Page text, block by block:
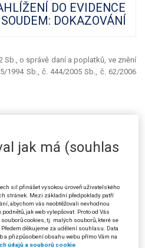
DO EVIDENCE
DOKAZOVÁNÍ
Sb., o správě daní a poplatků, ve znění
1994 Sb., č. 444/2005 Sb., č. 62/2006
z ní veškeré informace vedené k
jako podklad pro vydání platebního
subjektu.
správním soudnictví soud vychází
spisu, aby ověřil skutkový a
vydání napadeného rozhodnutí
nelze označit za dokazování
jak má (souhlas
sil přinášet vysokou úroveň uživatelského
stránek. Mezi základní předpoklady patří
abychom vás neobtěžovali nevhodnou
jak web vylepšovat. Proto od Vás
cookies, tj. malých souborů, které se
děkujeme za udělení souhlasu. Data
přizpůsobení obsahu webu přímo Vám na
údajů a souborů cookie